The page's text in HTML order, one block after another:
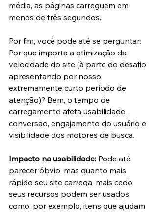
média, as páginas carreguem em
menos de três segundos.
Por fim, você pode até se perguntar:
Por que importa a otimização da
velocidade do site (à parte do desafio
apresentando por nosso
extremamente curto período de
atenção)? Bem, o tempo de
carregamento afeta usabilidade,
conversão, engajamento do usuário e
visibilidade dos motores de busca.
Impacto na usabilidade: Pode até
parecer óbvio, mas quanto mais
rápido seu site carrega, mais cedo
seus recursos podem ser usados
como, por exemplo, itens que ajudam